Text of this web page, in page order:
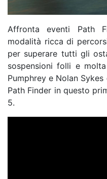
Affronta eventi Path
modalità ricca di
per superare tutti gli
sospensioni folli e
Pumphrey e Nolan
Path Finder in questo
5.